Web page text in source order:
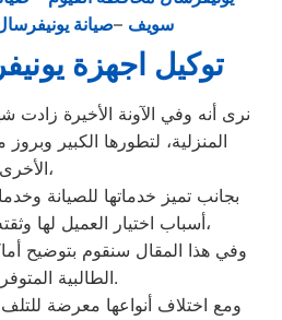
سويف –صيانة
توكيل اجهزة
نرى أنه وفي الآونة الأخيرة زادت
المنزلية، لتطورها الكبير وبروز
الأخرى،
بجانب تميز خدماتها للصيانة
أسباب اختيار العميل لها وثقته الكبيرة بها وبما تنتجه،
وفي هذا المقال سنقوم بتوضيح
الطالبية المتوفرة للصيانة.
ومع اختلاف أنواعها معرضة